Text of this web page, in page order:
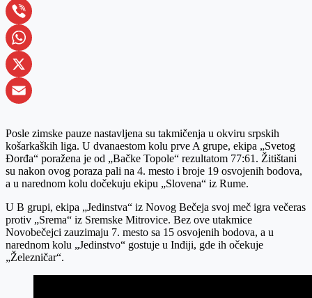
LinkedIn
Viber
WhatsApp
X
Posle zimske pauze nastavljena su takmičenja u okviru srpskih
košarkaških liga. U dvanaestom kolu prve A grupe, ekipa „Svetog
Đorđa“ poražena je od „Bačke Topole“ rezultatom 77:61. Žitištani
su nakon ovog poraza pali na 4. mesto i broje 19 osvojenih bodova,
a u narednom kolu dočekuju ekipu „Slovena“ iz Rume.
U B grupi, ekipa „Jedinstva“ iz Novog Bečeja svoj meč igra večeras
protiv „Srema“ iz Sremske Mitrovice. Bez ove utakmice
Novobečejci zauzimaju 7. mesto sa 15 osvojenih bodova, a u
narednom kolu „Jedinstvo“ gostuje u Inđiji, gde ih očekuje
„Železničar“.